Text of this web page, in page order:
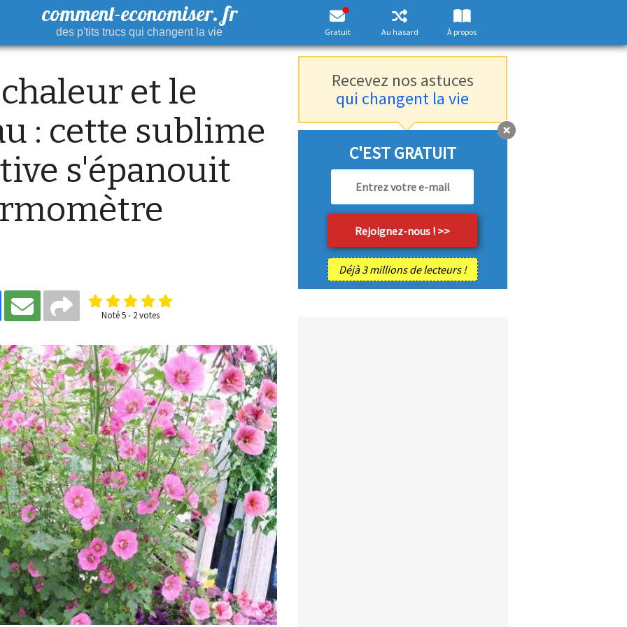
comment-economiser. fr
des p'tits trucs qui changent la vie Gratuit Au hasard À propos
et le
: cette sublime
s'épanouit
Noté5- 2 votes
Recevez nos astuces
qui changent la vie
C'EST GRATUIT
Déjà 3 millions de lecteurs !